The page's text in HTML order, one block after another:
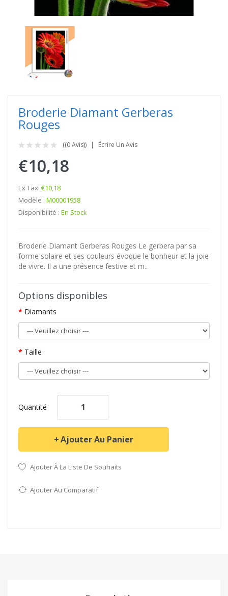
Broderie Diamant Gerberas
Rouges
((0 Avis)) Écrire Un Avis
€10,18
Ex Tax: €10,18
Modèle : M00001958
Disponibilité : En Stock
Broderie Diamant Gerberas Rouges Le gerbera par sa
forme solaire et ses couleurs évoque le bonheur et la joie
de vivre. Il a une présence festive et m..
Options disponibles
Diamants
Taille
Quantité
Ajouter Au Panier
Ajouter À La Liste De Souhaits
Ajouter Au Comparatif